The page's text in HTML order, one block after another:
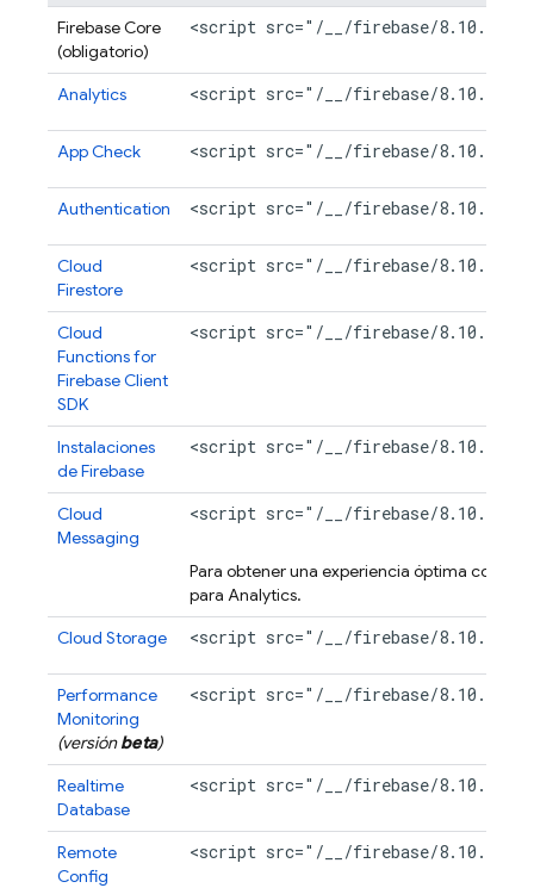
Firebase Core
(obligatorio)
<script src="/__/firebase/8.10.1/
Analytics <script src="/__/firebase/8.10.1/
App Check <script src="/__/firebase/8.10.1/
Authentication <script src="/__/firebase/8.10.1/
Cloud
Firestore
<script src="/__/firebase/8.10.1/
Cloud
Functions for
FirebaseClient
SDK
<script src="/__/firebase/8.10.1/
Instalaciones
deFirebase
<script src="/__/firebase/8.10.1/
Cloud
Messaging
<script src="/__/firebase/8.10.1/
Para obtener una experiencia óptima con
para Analytics.
Cloud Storage
<script src="/__/firebase/8.10.1/
Performance
Monitoring
(versiónbeta)
<script src="/__/firebase/8.10.1/
Realtime
Database
<script src="/__/firebase/8.10.1/
Remote
Config
<script src="/__/firebase/8.10.1/